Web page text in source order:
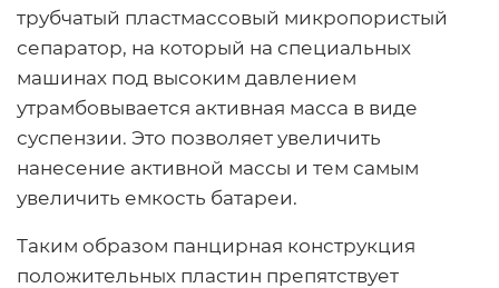
трубчатый пластмассовый микропористый
сепаратор, на который на специальных
машинах под высоким давлением
утрамбовывается активная масса в виде
суспензии. Это позволяет увеличить
нанесение активной массы и тем самым
увеличить емкость батареи.
Таким образом панцирная конструкция
положительных пластин препятствует